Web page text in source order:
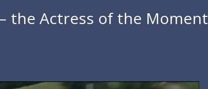
the Actress of the Moment